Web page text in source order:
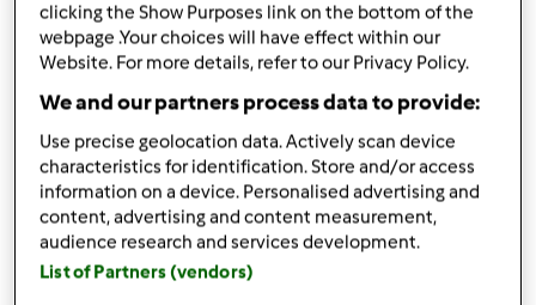
Nadzienie
300gramówsera feta
jaja kurze
gramów
miekkiego masla lub margaryny (
stopionego ) do posmarowania
Lista zakupów
clicking the Show Purposes link on the bottom of the
webpage .Your choices will have effect within our
Website. For more details, refer to our Privacy Policy.
We and our partners process data to provide:
Use precise geolocation data. Actively scan device
characteristics for identification. Store and/or access
information on a device. Personalised advertising and
content, advertising and content measurement,
audience research and services development.
List of Partners (vendors)